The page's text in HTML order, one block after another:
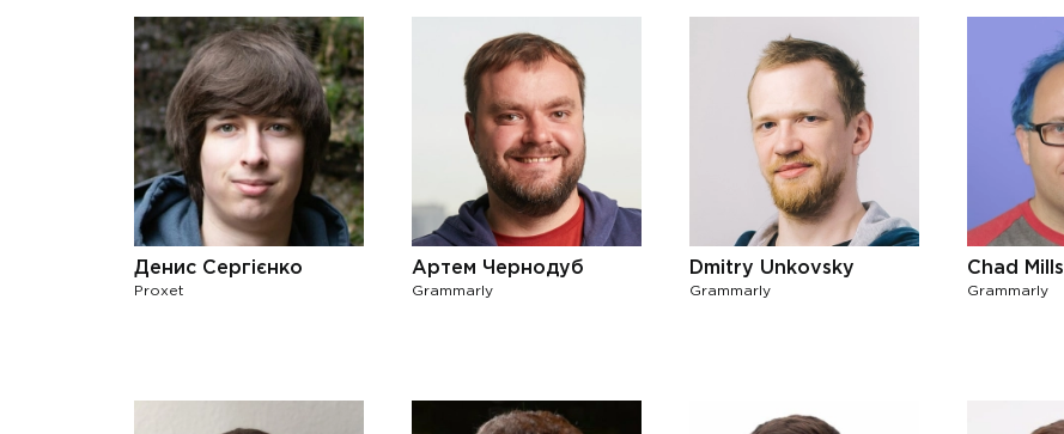
Денис Сергієнко
Proxet
Артем Чернодуб
Grammarly
Dmitry Unkovsky
Grammarly
Chad Mills
Grammarly